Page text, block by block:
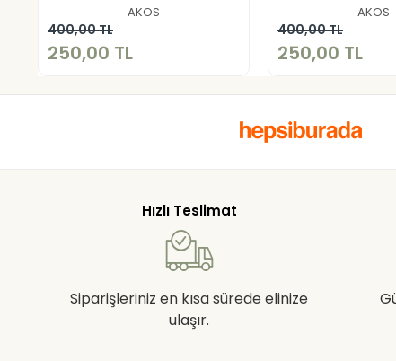
AKOS
400,00 TL
250,00 TL
AKOS
400,00 TL
250,00 TL
Hızlı Teslimat
Siparişleriniz en kısa sürede elinize
ulaşır.